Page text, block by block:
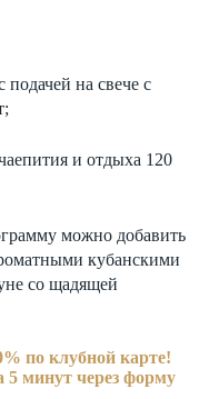
на свече с
и отдыха 120
можно добавить
кубанскими
со щадящей
по клубной карте!
5 минут через форму